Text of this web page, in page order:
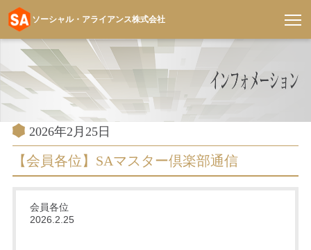
テ
ン
ソーシャル・アライアンス株式会社
投
稿
日:
2026年2月25日
【会員各位】SAマスター倶楽部通信
会員各位
2026.2.25